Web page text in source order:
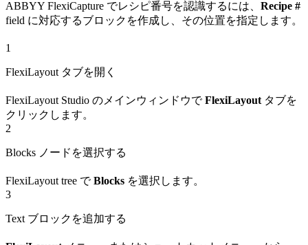
ABBYY FlexiCapture でレシピ番号を認識するには、 Recipe #
field に対応するブロックを作成し、その位置を指定します。
1
FlexiLayout タブを開く
FlexiLayout Studio のメインウィンドウでFlexiLayout タブを
クリックします。
2
Blocks ノードを選択する
FlexiLayout tree でBlocks を選択します。
3
Text ブロックを追加する